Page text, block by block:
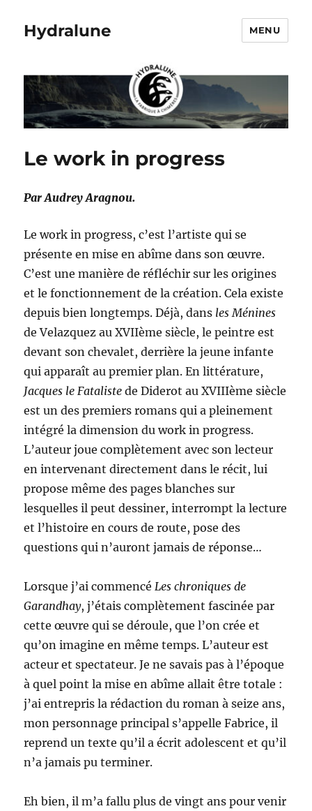
Hydralune MENU
Le work in progress
Par Audrey Aragnou.
Le work in progress, c’est l’artiste qui se
présente en mise en abîme dans son œuvre.
C’est une manière de réfléchir sur les origines
et le fonctionnement de la création. Cela existe
depuis bien longtemps. Déjà, dans les Ménines
de Velazquez au XVIIème siècle, le peintre est
devant son chevalet, derrière la jeune infante
qui apparaît au premier plan. En littérature,
Jacques le Fataliste de Diderot au XVIIIème siècle
est un des premiers romans qui a pleinement
intégré la dimension du work in progress.
L’auteur joue complètement avec son lecteur
en intervenant directement dans le récit, lui
propose même des pages blanches sur
lesquelles il peut dessiner, interrompt la lecture
et l’histoire en cours de route, pose des
questions qui n’auront jamais de réponse…
Lorsque j’ai commencé Les chroniques de
Garandhay, j’étais complètement fascinée par
cette œuvre qui se déroule, que l’on crée et
qu’on imagine en même temps. L’auteur est
acteur et spectateur. Je ne savais pas à l’époque
à quel point la mise en abîme allait être totale :
j’ai entrepris la rédaction du roman à seize ans,
mon personnage principal s’appelle Fabrice, il
reprend un texte qu’il a écrit adolescent et qu’il
n’a jamais pu terminer.
Eh bien, il m’a fallu plus de vingt ans pour venir